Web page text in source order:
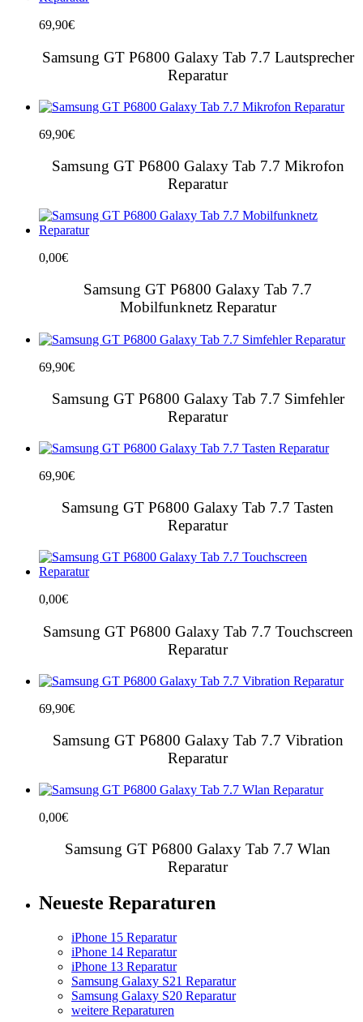
69,90€
Samsung GT P6800 Galaxy Tab 7.7 Lautsprecher
Reparatur
69,90€
Samsung GT P6800 Galaxy Tab 7.7 Mikrofon
Reparatur
0,00€
Samsung GT P6800 Galaxy Tab 7.7
Mobilfunknetz Reparatur
69,90€
Samsung GT P6800 Galaxy Tab 7.7 Simfehler
Reparatur
69,90€
Samsung GT P6800 Galaxy Tab 7.7 Tasten
Reparatur
0,00€
Samsung GT P6800 Galaxy Tab 7.7 Touchscreen
Reparatur
69,90€
Samsung GT P6800 Galaxy Tab 7.7 Vibration
Reparatur
0,00€
Samsung GT P6800 Galaxy Tab 7.7 Wlan
Reparatur
Neueste Reparaturen
iPhone 15 Reparatur
iPhone 14 Reparatur
iPhone 13 Reparatur
Samsung Galaxy S21 Reparatur
Samsung Galaxy S20 Reparatur
weitere Reparaturen